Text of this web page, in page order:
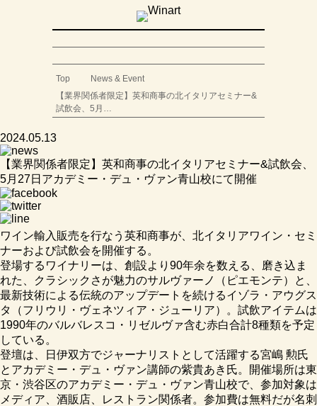
Top
News & Event
【業界関係者限定】英和商事の北イタリアセミナー&
試飲会、5月…
2024.05.13
【業界関係者限定】英和商事の北イタリアセミナー&試飲会、
5月27日アカデミー・デュ・ヴァン青山校にて開催
ワイン輸入販売を行なう英和商事が、北イタリアワイン・セミ
ナーおよび試飲会を開催する。
登場するワイナリーは、創設より90年余を数える、磨き込ま
れた、クラシックさが魅力のサルヴァーノ（ピエモンテ）と、
最新技術による伝統のアップデートを続けるイゾラ・アウグス
タ（フリウリ・ヴェネツィア・ジューリア）。試飲アイテムは
1990年のバルバレスコ・リゼルヴァ含む赤白合計8種類を予定
している。
登壇は、日伊双方でジャーナリストとして活躍する宮嶋 勲氏
とアカデミー・デュ・ヴァン講師の紫貴あき氏。開催場所は東
京・渋谷区のアカデミー・デュ・ヴァン青山校で、参加対象は
メディア、酒販店、レストラン関係者。参加費は無料だが名刺